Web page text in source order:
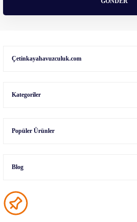
Çetinkayahavuzculuk.com
Kategoriler
Popüler Ürünler
Blog